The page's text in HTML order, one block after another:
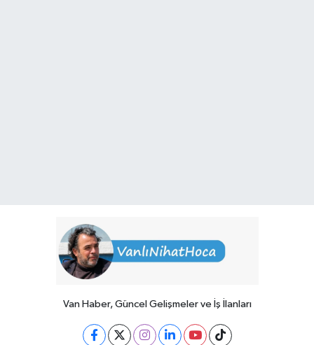
Van Haber, Güncel Gelişmeler ve İş İlanları